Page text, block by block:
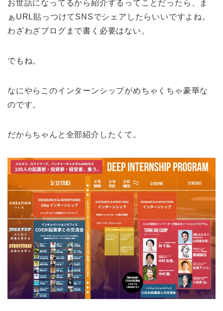
お世話になってるから紹介するってことだったら、ま
ぁURL貼っつけてSNSでシェアしたらいいですよね。
わざわざブログまで書く必要はない。
でもね。
なにやらこのインターンシップがめちゃくちゃ豪華な
のです。
だからちゃんと全部紹介したくて。